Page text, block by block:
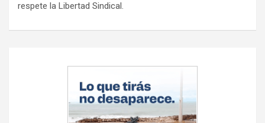
respete la Libertad Sindical.